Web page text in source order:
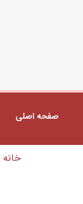
صفحه اصلی
خانه